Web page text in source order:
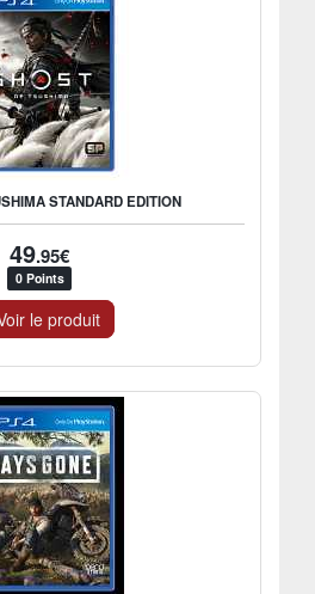
STANDARD EDITION
49.95€
0 Points
le produit